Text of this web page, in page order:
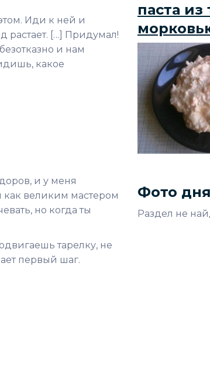
Иди к ней и
растает. […] Придумал!
и нам
какое
и у меня
как великим мастером
но когда ты
тарелку, не
первый шаг.
паста из
Фото дня
Раздел не